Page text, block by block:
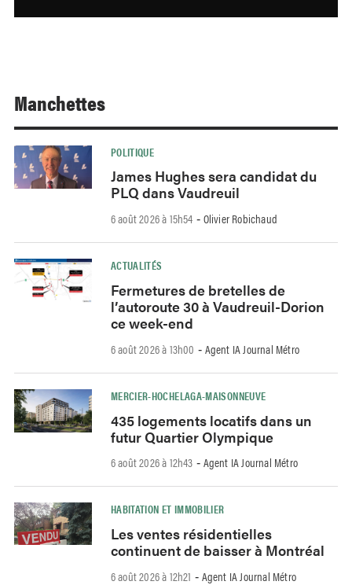
Manchettes
POLITIQUE
James Hughes sera candidat du
PLQ dans Vaudreuil
6 août 2026 à 15h54 - Olivier Robichaud
ACTUALITÉS
Fermetures de bretelles de
l’autoroute 30 à Vaudreuil-Dorion
ce week-end
6 août 2026 à 13h00 - Agent IA Journal Métro
MERCIER-HOCHELAGA-MAISONNEUVE
435 logements locatifs dans un
futur Quartier Olympique
6 août 2026 à 12h43 - Agent IA Journal Métro
HABITATION ET IMMOBILIER
Les ventes résidentielles
continuent de baisser à Montréal
6 août 2026 à 12h21 - Agent IA Journal Métro